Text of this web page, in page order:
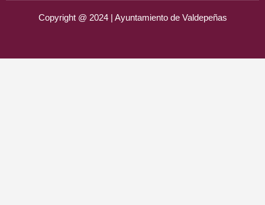
Copyright @ 2024 | Ayuntamiento de Valdepeñas